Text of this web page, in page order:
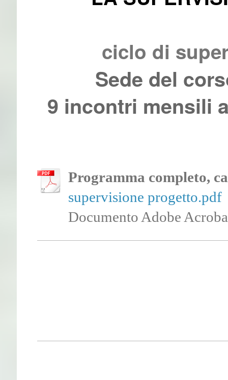
ciclo di
Sede del
9 incontri mensili
Programma completo,
supervisione progetto.pdf
Documento Adobe